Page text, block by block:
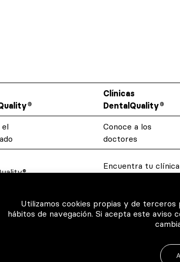
Clínicas
DentalQuality®
el
Conoce a los
doctores
Encuentra tu clínica
dudas
Utilizamos cookies propias y de
hábitos de navegación. Si acepta este aviso